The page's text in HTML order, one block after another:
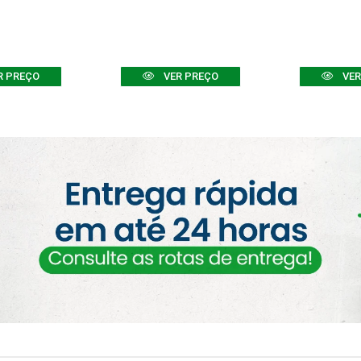
PREÇO VER PREÇO